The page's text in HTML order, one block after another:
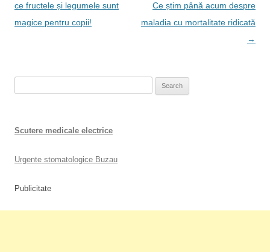
navigation
ce fructele și legumele sunt
magice pentru copii!
Ce știm până acum despre
maladia cu mortalitate ridicată
→
Scutere medicale electrice
Urgente stomatologice Buzau
Publicitate